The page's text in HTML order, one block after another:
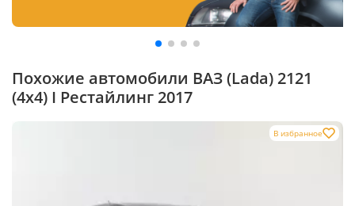
Похожие автомобили ВАЗ (Lada) 2121
(4x4) I Рестайлинг 2017
В избранное